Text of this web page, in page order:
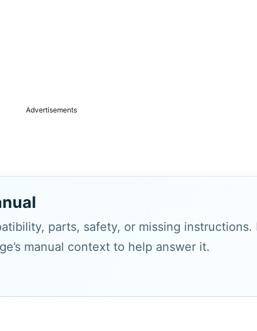
Advertisements
parts, safety, or missing instructions.
manual context to help answer it.